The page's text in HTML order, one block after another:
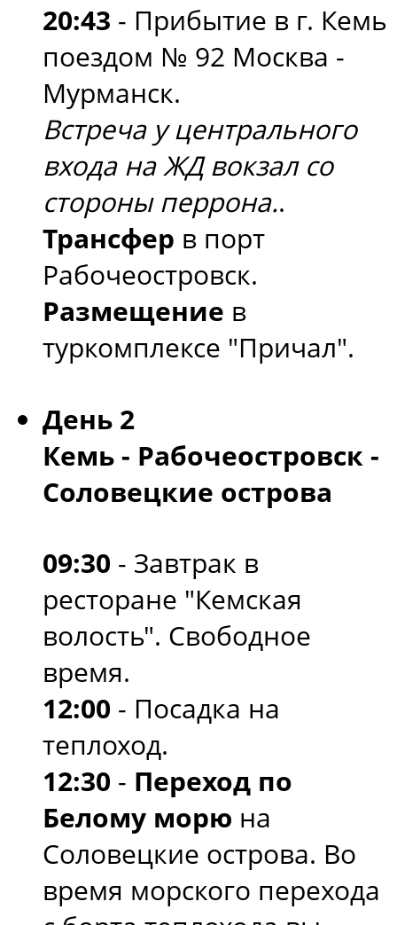
20:43 - Прибытие в г. Кемь
поездом № 92 Москва -
Мурманск.
Встреча у центрального
входа на ЖД вокзал со
стороны перрона..
Трансфер в порт
Рабочеостровск.
Размещение в
туркомплексе "Причал".
День 2
Кемь - Рабочеостровск -
Соловецкие острова
09:30 - Завтрак в
ресторане "Кемская
волость". Свободное
время.
12:00 - Посадка на
теплоход.
12:30 - Переход по
Белому морю на
Соловецкие острова. Во
время морского перехода